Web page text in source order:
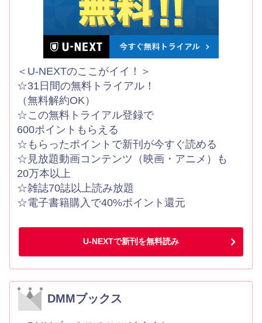
＜U-NEXTのここがイイ！＞
☆31日間の無料トライアル！
（無料解約OK）
☆この無料トライアル登録で
600ポイントもらえる
☆もらったポイントで新刊が今すぐ読める
☆見放題動画コンテンツ（映画・アニメ）も
20万本以上
☆雑誌70誌以上読み放題
☆電子書籍購入で40%ポイント還元
U-NEXTで新刊を無料読み
DMMブックス